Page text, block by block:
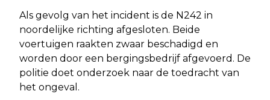
Als gevolg van het incident is de N242 in
noordelijke richting afgesloten. Beide
voertuigen raakten zwaar beschadigd en
worden door een bergingsbedrijf afgevoerd. De
politie doet onderzoek naar de toedracht van
het ongeval.